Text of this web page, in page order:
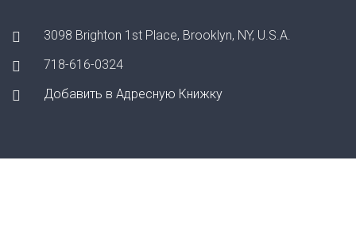
3098 Brighton 1st Place, Brooklyn, NY, U.S.A.
718-616-0324
Добавить в Адресную Книжку